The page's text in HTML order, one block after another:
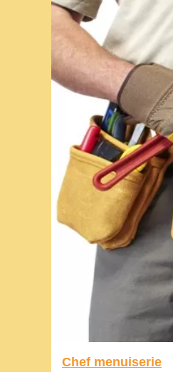
Chef menuiserie